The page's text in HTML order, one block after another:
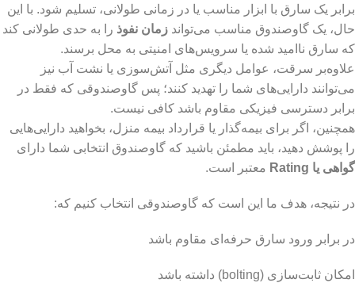
برابر یک سارق با ابزار مناسب یا در زمانی طولانی، تسلیم شود. با این
حال، یک گاوصندوق مناسب می‌تواند زمان نفوذ را به حدی طولانی کند
که سارق ناامید شده یا سرویس‌های امنیتی به محل برسند.
علاوه‌بر سرقت، عوامل دیگری مثل آتش‌سوزی یا نشت آب نیز
می‌توانند دارایی‌های شما را تهدید کنند؛ پس گاوصندوقی که فقط در
برابر دسترسی فیزیکی مقاوم باشد کافی نیست.
همچنین، اگر برای بیمه‌گذار یا قرارداد بیمه منزل، بخواهید دارایی‌هایی
را پوشش دهید، باید مطمئن باشید که گاوصندوق انتخابی شما دارای
گواهی یا Rating
معتبر است.
در نتیجه، هدف ما این است که گاوصندوقی انتخاب کنیم که:
در برابر ورود سارق حرفه‌ای مقاوم باشد
امکان ثابت‌سازی (bolting) داشته باشد